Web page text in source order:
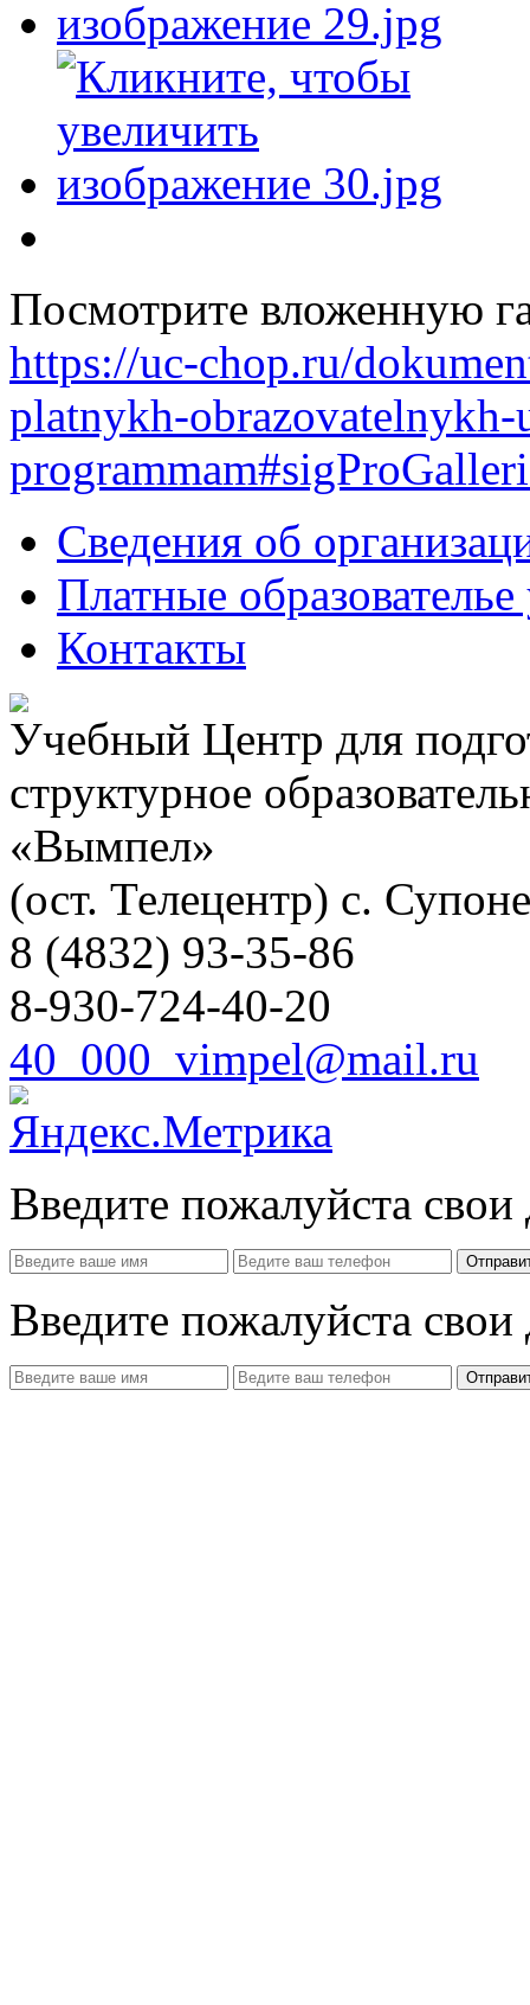
Посмотрите вложенную
https://uc-chop.ru/
platnykh-
Сведения об
Платные образователье
Контакты
Учебный Центр для
структурное
«Вымпел»
(ост. Телецентр) с.
8 (4832) 93-35-86
8-930-724-40-20
40_000_vimpel@mail.ru
Введите пожалуйста
Введите пожалуйста